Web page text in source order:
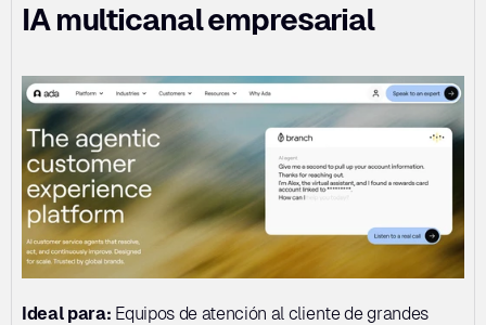
IA multicanal empresarial
Ideal para: Equipos de atención al cliente de grandes